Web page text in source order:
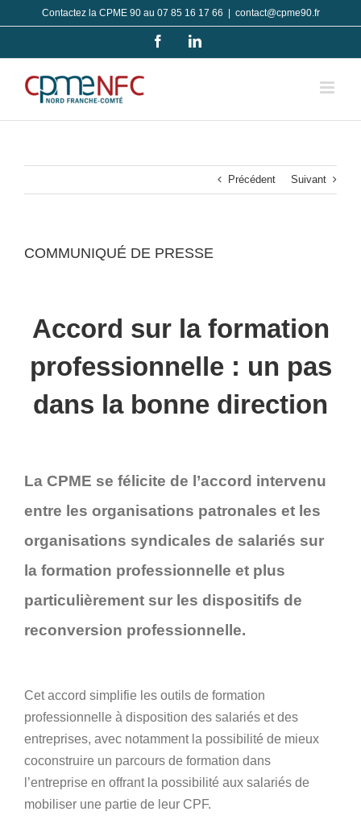
au
Contactez la CPME 90 au 07 85 16 17 66 contact@cpme90.fr
FacebookLinkedIn
Précédent Suivant
COMMUNIQUÉ DE PRESSE
Accord sur la formation
professionnelle : un pas
dans la bonne direction
La CPME se félicite de l’accord intervenu
entre les organisations patronales et les
organisations syndicales de salariés sur
la formation professionnelle et plus
particulièrement sur les dispositifs de
reconversion professionnelle.
Cet accord simplifie les outils de formation
professionnelle à disposition des salariés et des
entreprises, avec notamment la possibilité de mieux
coconstruire un parcours de formation dans
l’entreprise en offrant la possibilité aux salariés de
mobiliser une partie de leur CPF.